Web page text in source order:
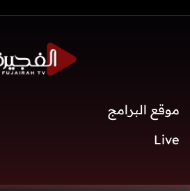
موقع البرامج
Live